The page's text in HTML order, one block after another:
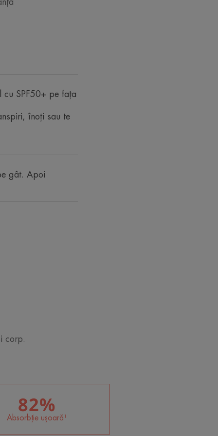
sensibilă și/sau intolerantă și
față de pielea sensibilă sau
și protecție invizibilă.
cu SPF50+ pe fața
înoți sau te
gât. Apoi
corp.
82%
Absorbție ușoară¹